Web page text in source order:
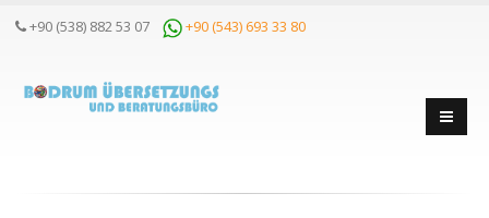
+90 (538) 882 53 07 +90 (543) 693 33 80